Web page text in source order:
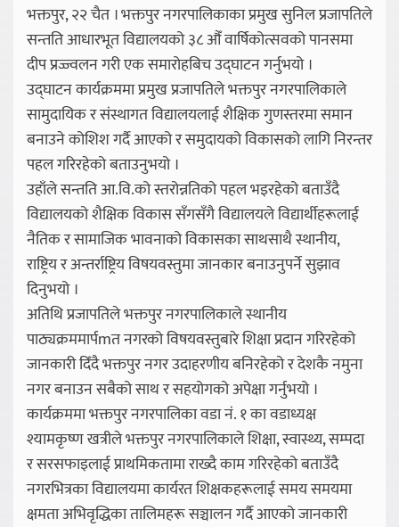
भक्तपुर, २२ चैत । भक्तपुर नगरपालिकाका प्रमुख सुनिल प्रजापतिले
सन्तति आधारभूत विद्यालयको ३८ औँ वार्षिकोत्सवको पानसमा
दीप प्रज्ज्वलन गरी एक समारोहबिच उद्घाटन गर्नुभयो ।
उद्घाटन कार्यक्रममा प्रमुख प्रजापतिले भक्तपुर नगरपालिकाले
सामुदायिक र संस्थागत विद्यालयलाई शैक्षिक गुणस्तरमा समान
बनाउने कोशिश गर्दै आएको र समुदायको विकासको लागि निरन्तर
पहल गरिरहेको बताउनुभयो ।
उहाँले सन्तति आ.वि.को स्तरोन्नतिको पहल भइरहेको बताउँदै
विद्यालयको शैक्षिक विकास सँगसँगै विद्यालयले विद्यार्थीहरूलाई
नैतिक र सामाजिक भावनाको विकासका साथसाथै स्थानीय,
राष्ट्रिय र अन्तर्राष्ट्रिय विषयवस्तुमा जानकार बनाउनुपर्ने सुझाव
दिनुभयो ।
अतिथि प्रजापतिले भक्तपुर नगरपालिकाले स्थानीय
पाठ्यक्रममार्पmत नगरको विषयवस्तुबारे शिक्षा प्रदान गरिरहेको
जानकारी दिँदै भक्तपुर नगर उदाहरणीय बनिरहेको र देशकै नमुना
नगर बनाउन सबैको साथ र सहयोगको अपेक्षा गर्नुभयो ।
कार्यक्रममा भक्तपुर नगरपालिका वडा नं. १ का वडाध्यक्ष
श्यामकृष्ण खत्रीले भक्तपुर नगरपालिकाले शिक्षा, स्वास्थ्य, सम्पदा
र सरसफाइलाई प्राथमिकतामा राख्दै काम गरिरहेको बताउँदै
नगरभित्रका विद्यालयमा कार्यरत शिक्षकहरूलाई समय समयमा
क्षमता अभिवृद्धिका तालिमहरू सञ्चालन गर्दै आएको जानकारी